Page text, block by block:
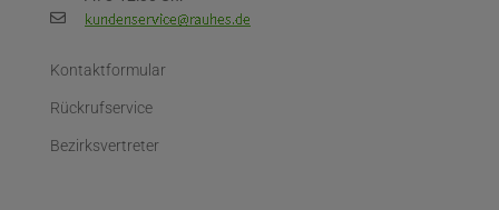
Kontaktformular
Rückrufservice
Bezirksvertreter